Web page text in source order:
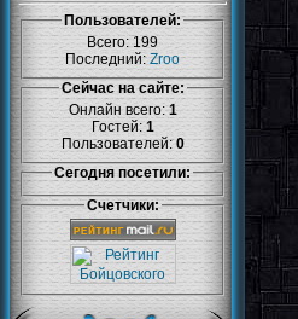
Пользователей:
Всего: 199
Последний:Zroo
Сейчас на сайте:
Онлайн всего:1
Гостей: 1
Пользователей:0
Сегодня посетили:
Счетчики: